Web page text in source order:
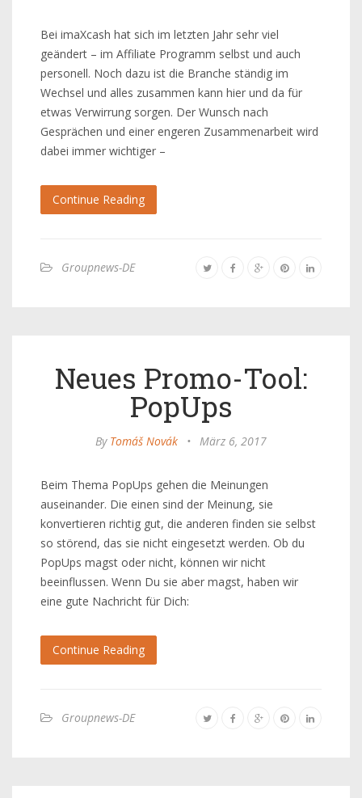
Bei imaXcash hat sich im letzten Jahr sehr viel
geändert – im Affiliate Programm selbst und auch
personell. Noch dazu ist die Branche ständig im
Wechsel und alles zusammen kann hier und da für
etwas Verwirrung sorgen. Der Wunsch nach
Gesprächen und einer engeren Zusammenarbeit wird
dabei immer wichtiger –
Continue Reading
Groupnews-DE
Neues Promo-Tool:
PopUps
By Tomáš Novák • März 6, 2017
Beim Thema PopUps gehen die Meinungen
auseinander. Die einen sind der Meinung, sie
konvertieren richtig gut, die anderen finden sie selbst
so störend, das sie nicht eingesetzt werden. Ob du
PopUps magst oder nicht, können wir nicht
beeinflussen. Wenn Du sie aber magst, haben wir
eine gute Nachricht für Dich:
Continue Reading
Groupnews-DE